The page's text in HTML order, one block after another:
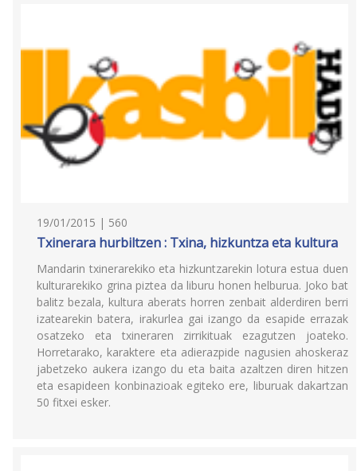
19/01/2015 | 560
Txinerara hurbiltzen : Txina, hizkuntza eta kultura
Mandarin txinerarekiko eta hizkuntzarekin lotura estua duen
kulturarekiko grina piztea da liburu honen helburua. Joko bat
balitz bezala, kultura aberats horren zenbait alderdiren berri
izatearekin batera, irakurlea gai izango da esapide errazak
osatzeko eta txineraren zirrikituak ezagutzen joateko.
Horretarako, karaktere eta adierazpide nagusien ahoskeraz
jabetzeko aukera izango du eta baita azaltzen diren hitzen
eta esapideen konbinazioak egiteko ere, liburuak dakartzan
50 fitxei esker.